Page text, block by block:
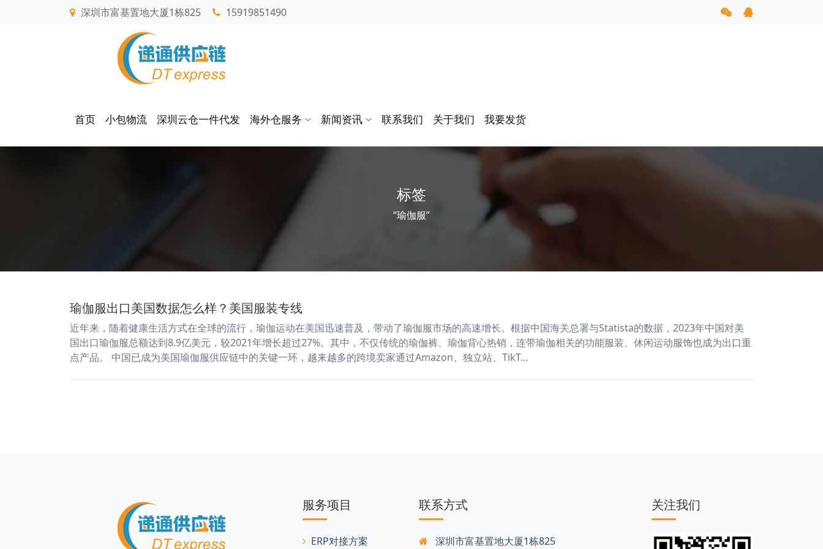
深圳市富基置地大厦1栋825 15919851490
首页 小包物流 深圳云仓一件代发 海外仓服务 新闻资讯 联系我们 关于我们 我要发货
标签
“瑜伽服”
瑜伽服出口美国数据怎么样？美国服装专线
近年来，随着健康生活方式在全球的流行，瑜伽运动在美国迅速普及，带动了瑜伽服市场的高速增长。根据中国海关总署与Statista的数据，2023年中国对美
国出口瑜伽服总额达到8.9亿美元，较2021年增长超过27%。其中，不仅传统的瑜伽裤、瑜伽背心热销，连带瑜伽相关的功能服装、休闲运动服饰也成为出口重
点产品。 中国已成为美国瑜伽服供应链中的关键一环，越来越多的跨境卖家通过Amazon、独立站、TikT…
服务项目
ERP对接方案
联系方式
深圳市富基置地大厦1栋825
关注我们